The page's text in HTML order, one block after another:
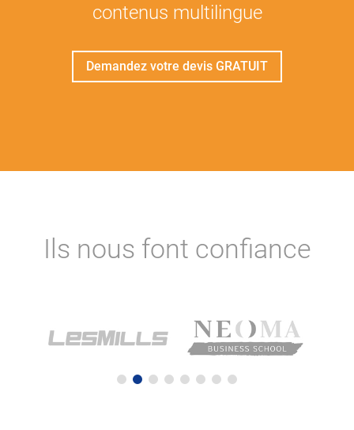
contenus multilingue
Demandez votre devis GRATUIT
Ils nous font confiance